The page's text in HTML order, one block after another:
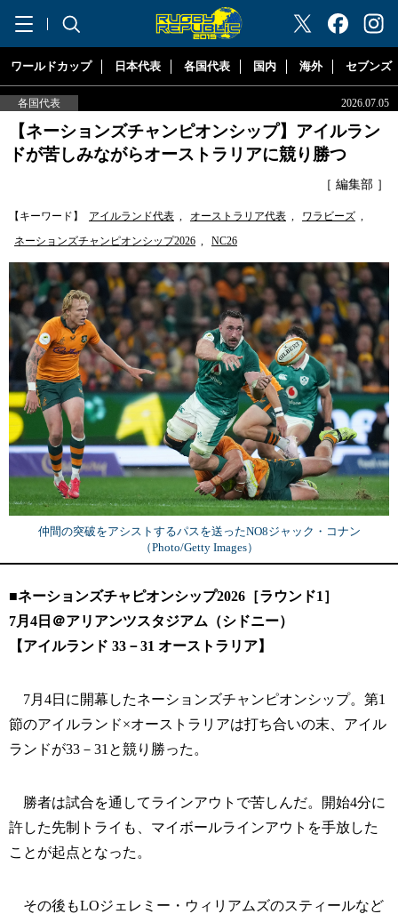
"ラグビーリパブリック"
ワールドカップ 日本代表 各国代表 国内 海外 セブンズ
各国代表 2026.07.05
【ネーションズチャンピオンシップ】アイルラン
ドが苦しみながらオーストラリアに競り勝つ
［ 編集部 ］
【キーワード】 アイルランド代表 , オーストラリア代表 , ワラビーズ ,
ネーションズチャンピオンシップ2026 , NC26
仲間の突破をアシストするパスを送ったNO8ジャック・コナン
（Photo/Getty Images）
■ネーションズチャピオンシップ2026［ラウンド1］
7月4日＠アリアンツスタジアム（シドニー）
【アイルランド 33－31 オーストラリア】
7月4日に開幕したネーションズチャンピオンシップ。第1
節のアイルランド×オーストラリアは打ち合いの末、アイル
ランドが33－31と競り勝った。
勝者は試合を通してラインアウトで苦しんだ。開始4分に
許した先制トライも、マイボールラインアウトを手放した
ことが起点となった。
その後もLOジェレミー・ウィリアムズのスティールなど